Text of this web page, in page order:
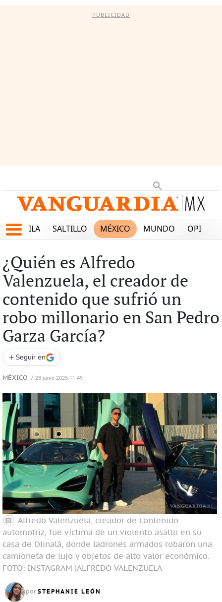
PUBLICIDAD
COAHUILA SALTILLO MÉXICO MUNDO OPINIÓN
¿Quién es Alfredo
Valenzuela, el creador de
contenido que sufrió un
robo millonario en San Pedro
Garza García?
+ Seguir en
MÉXICO / 23 junio 2025 11:49
Alfredo Valenzuela, creador de contenido
automotriz, fue víctima de un violento asalto en su
casa de Olinalá, donde ladrones armados robaron una
camioneta de lujo y objetos de alto valor económico.
FOTO: INSTAGRAM |ALFREDO VALENZUELA
por STEPHANIE LEÓN